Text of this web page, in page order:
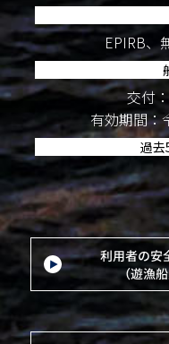
EPIRB、
交付
有効期間：
過去